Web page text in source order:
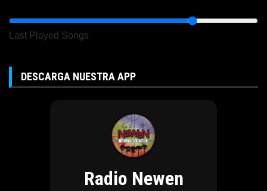
Last Played Songs
DESCARGA NUESTRA APP
Radio Newen